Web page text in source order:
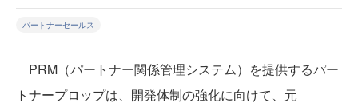
パートナーセールス
PRM（パートナー関係管理システム）を提供するパー
トナープロップは、開発体制の強化に向けて、元